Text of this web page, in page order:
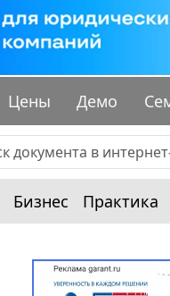
Цены Демо
Бизнес Практика